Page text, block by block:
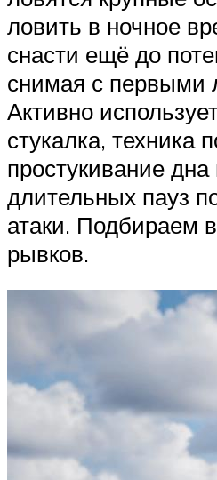
ловить в ночное
снасти ещё до
снимая с первыми
Активно
стукалка, техника
простукивание
длительных пауз
атаки. Подбираем
рывков.